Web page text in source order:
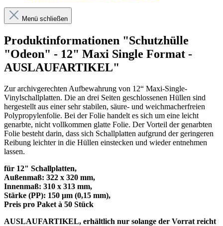
Menü schließen
Produktinformationen "Schutzhülle
"Odeon" - 12" Maxi Single Format -
AUSLAUFARTIKEL"
Zur archivgerechten Aufbewahrung von 12“ Maxi-Single-
Vinylschallplatten. Die an drei Seiten geschlossenen Hüllen sind
hergestellt aus einer sehr stabilen, säure- und weichmacherfreien
Polypropylenfolie. Bei der Folie handelt es sich um eine leicht
genarbte, nicht vollkommen glatte Folie. Der Vorteil der genarbten
Folie besteht darin, dass sich Schallplatten aufgrund der geringeren
Reibung leichter in die Hüllen einstecken und wieder entnehmen
lassen.
für 12" Schallplatten,
Außenmaß: 322 x 320 mm,
Innenmaß: 310 x 313 mm,
Stärke (PP): 150 μm (0,15 mm),
Preis pro Paket à 50 Stück
AUSLAUFARTIKEL, erhältlich nur solange der Vorrat reicht